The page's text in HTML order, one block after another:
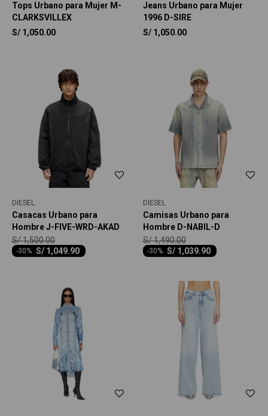
Tops Urbano para Mujer M-
CLARKSVILLEX
S/ 1,050.00
Jeans Urbano para Mujer
1996 D-SIRE
S/ 1,050.00
DIESEL
Casacas Urbano para
Hombre J-FIVE-WRD-AKAD
S/ 1,049.90
-30
S/1,500.00
DIESEL
Camisas Urbano para
Hombre D-NABIL-D
S/ 1,039.90
-30
S/1,490.00